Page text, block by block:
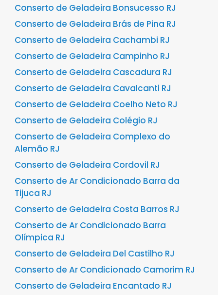
Conserto de Geladeira Bonsucesso RJ
Conserto de Geladeira Brás de Pina RJ
Conserto de Geladeira Cachambi RJ
Conserto de Geladeira Campinho RJ
Conserto de Geladeira Cascadura RJ
Conserto de Geladeira Cavalcanti RJ
Conserto de Geladeira Coelho Neto RJ
Conserto de Geladeira Colégio RJ
Conserto de Geladeira Complexo do
Alemão RJ
Conserto de Geladeira Cordovil RJ
Conserto de Ar Condicionado Barra da
Tijuca RJ
Conserto de Geladeira Costa Barros RJ
Conserto de Ar Condicionado Barra
Olímpica RJ
Conserto de Geladeira Del Castilho RJ
Conserto de Ar Condicionado Camorim RJ
Conserto de Geladeira Encantado RJ